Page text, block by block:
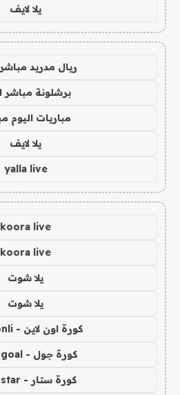
يلا لايف
ريال مدريد
برشلونة مباشر
مباريات اليوم
يلا لايف
yalla live
koora live
koora live
يلا شوت
يلا شوت
كورة اون لاين - kora onli
كورة جول - kora goal
كورة ستار - kora star